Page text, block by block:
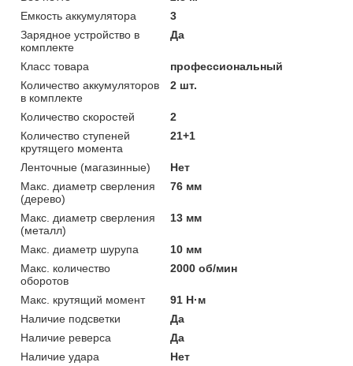
Емкость аккумулятора
3
Зарядное устройство в
комплекте
Да
Класс товара
профессиональный
Количество аккумуляторов
в комплекте
2 шт.
Количество скоростей
2
Количество ступеней
крутящего момента
21+1
Ленточные (магазинные)
Нет
Макс. диаметр сверления
(дерево)
76 мм
Макс. диаметр сверления
(металл)
13 мм
Макс. диаметр шурупа
10 мм
Макс. количество
оборотов
2000 об/мин
Макс. крутящий момент
91 Н·м
Наличие подсветки
Да
Наличие реверса
Да
Наличие удара
Нет